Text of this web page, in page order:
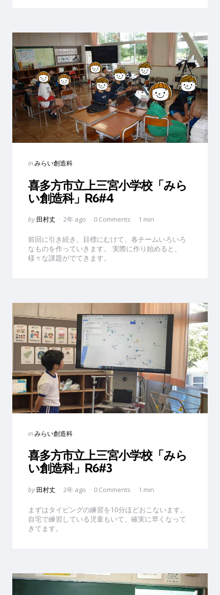
Categories
Posted
inみらい創造科
喜多方市立上三宮小学校「みら
い創造科」R6#4
Posted
by 田村丈 2年 ago 0 Comments 1 min
前回に引き続き、目標にむけて、各チームいろいろ
なものを作っていきます。 実際に作り始めると、
様々な課題がでてきます。
Categories
Posted
inみらい創造科
喜多方市立上三宮小学校「みら
い創造科」R6#3
Posted
by 田村丈 2年 ago 0 Comments 1 min
まずはタイピングの練習を10分ほどおこないます。
自宅で練習している児童もいて、確実に早くなって
きてます。